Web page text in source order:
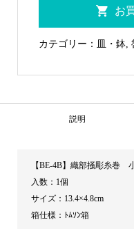
彫
お
カテゴリー： 皿・鉢,
説明
【BE-4B】織部掻彫糸巻
入数：1個
サイズ：13.4×4.8cm
箱仕様：ﾄﾑｿﾝ箱